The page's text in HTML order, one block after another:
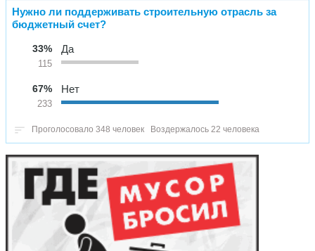
Нужно ли поддерживать строительную отрасль за
бюджетный счет?
33%
115
Да
67%
233
Нет
Проголосовало 348 человек Воздержалось 22 человека